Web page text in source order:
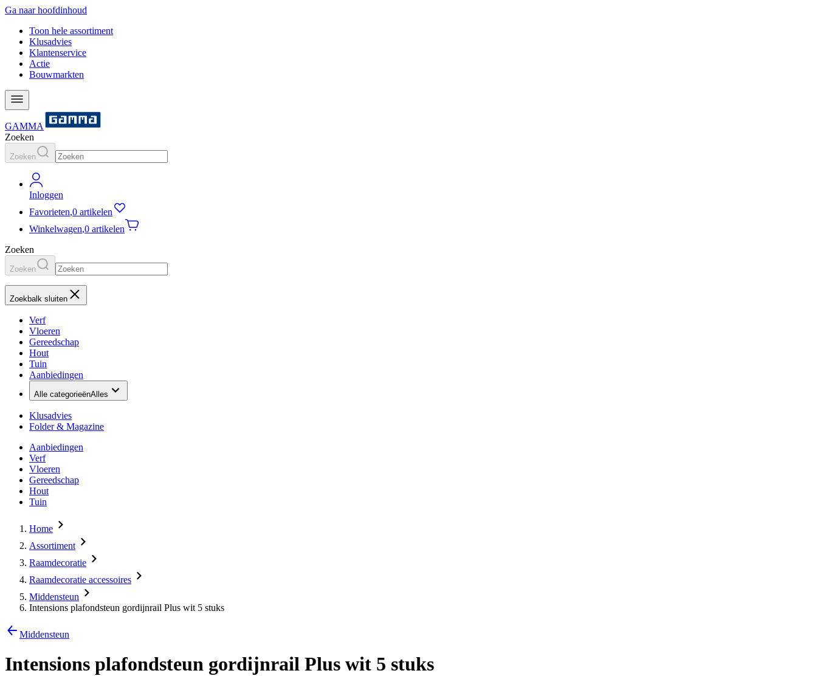
Ga naar hoofdinhoud
Toon hele assortiment
Klusadvies
Klantenservice
Actie
Bouwmarkten
GAMMA
Zoeken
Zoeken
Inloggen
Favorieten,0 artikelen
Winkelwagen,0 artikelen
Zoeken
Zoeken
Zoekbalk sluiten
Verf
Vloeren
Gereedschap
Hout
Tuin
Aanbiedingen
Alle categorieënAlles
Klusadvies
Folder & Magazine
Aanbiedingen
Verf
Vloeren
Gereedschap
Hout
Tuin
Home
Assortiment
Raamdecoratie
Raamdecoratie accessoires
Middensteun
Intensions plafondsteun gordijnrail Plus wit 5 stuks
Middensteun
Intensions plafondsteun gordijnrail Plus wit 5 stuks